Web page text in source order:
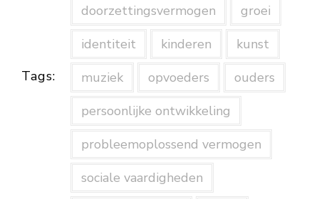
Tags:
doorzettingsvermogen
groei
identiteit
kinderen
kunst
muziek
opvoeders
ouders
persoonlijke ontwikkeling
probleemoplossend vermogen
sociale vaardigheden